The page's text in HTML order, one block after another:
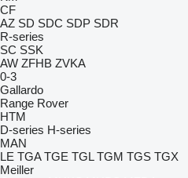
CF
AZ SD SDC SDP SDR
R-series
SC SSK
AW ZFHB ZVKA
0-3
Gallardo
Range Rover
HTM
D-series H-series
MAN
LE TGA TGE TGL TGM TGS TGX
Meiller